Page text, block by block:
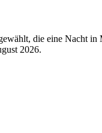
die eine Nacht
2026.